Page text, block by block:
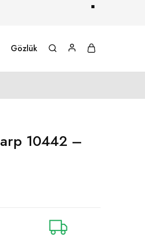
Gözlük
10442 –